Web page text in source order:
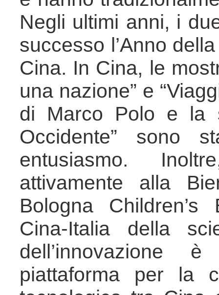
Negli ultimi anni, i
successo l’Anno
Cina. In Cina, le
una nazione” e
di Marco Polo e la
Occidente” sono
entusiasmo.
attivamente alla
Bologna
Cina-Italia della
dell’innovazione è
piattaforma per la